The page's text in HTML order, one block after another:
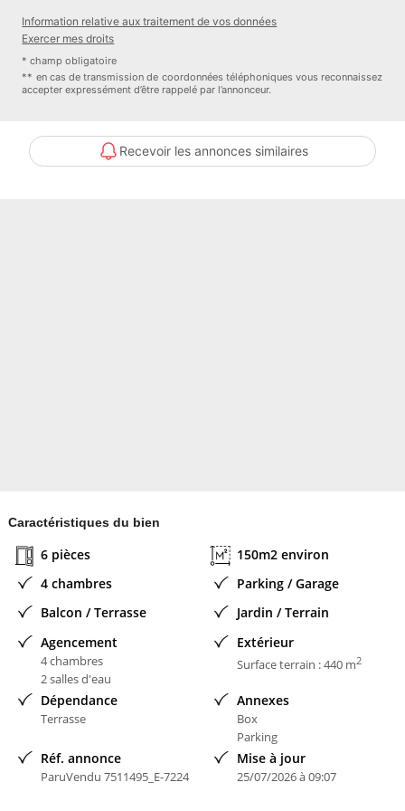
Chauffage (mode) : Gaz
Cuisine : AmenageeEquipee
Numéro de mandat : 7224
Bien En copropriété : Non
Procédure sur le Syndicat des copropriétaires : NC
Information relative aux traitement de vos données
Exercer mes droits
* champ obligatoire
** en cas de transmission de coordonnées téléphoniques vous reconnaissez
accepter expressément d’être rappelé par l’annonceur.
Recevoir les annonces similaires
Caractéristiques du bien
6 pièces
150m2 environ
4 chambres
Parking / Garage
Balcon / Terrasse
Jardin / Terrain
Agencement
4 chambres
2 salles d'eau
Extérieur
Surface terrain : 440 m2
Dépendance
Terrasse
Annexes
Box
Parking
Réf. annonce
ParuVendu 7511495_E-7224
Mise à jour
25/07/2026 à 09:07